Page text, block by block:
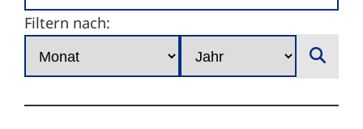
Filtern nach: